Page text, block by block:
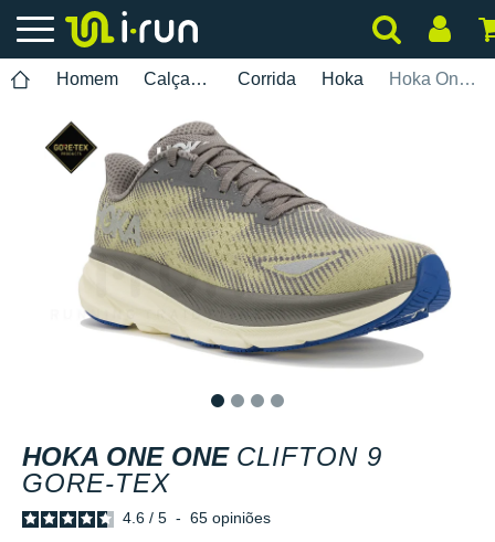
Homem Calçados Corrida Hoka Hoka One One Clifton 9 Gore-Tex
HOKA ONE ONE CLIFTON 9
GORE-TEX
4.6 / 5 - 65 opiniões